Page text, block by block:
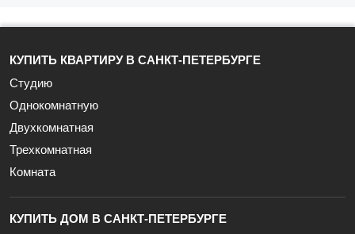
КУПИТЬ КВАРТИРУ В САНКТ-ПЕТЕРБУРГЕ
Студию
Однокомнатную
Двухкомнатная
Трехкомнатная
Комната
КУПИТЬ ДОМ В САНКТ-ПЕТЕРБУРГЕ